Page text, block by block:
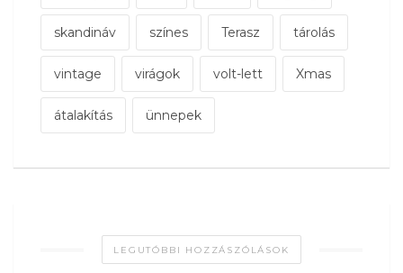
skandináv színes Terasz tárolás
vintage virágok volt-lett Xmas
átalakítás ünnepek
LEGUTÓBBI HOZZÁSZÓLÁSOK